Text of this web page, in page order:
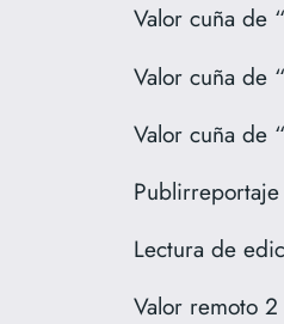
Valor cuña de
Valor cuña
Valor cuña
Lectura de
Valor remoto